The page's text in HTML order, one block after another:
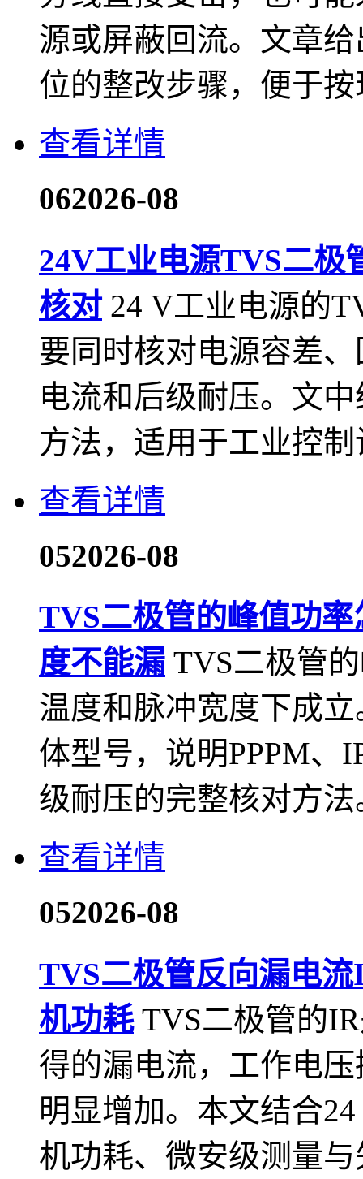
源或屏蔽回流。文章
位的整改步骤，便于
查看详情
062026-08
24V工业电源TVS二极
核对 24 V工业电源的
要同时核对电源容差
电流和后级耐压。文
方法，适用于工业控
查看详情
052026-08
TVS二极管的峰值功
度不能漏 TVS二极管
温度和脉冲宽度下成
体型号，说明PPPM、
级耐压的完整核对方法
查看详情
052026-08
TVS二极管反向漏电
机功耗 TVS二极管的
得的漏电流，工作电
明显增加。本文结合
机功耗、微安级测量